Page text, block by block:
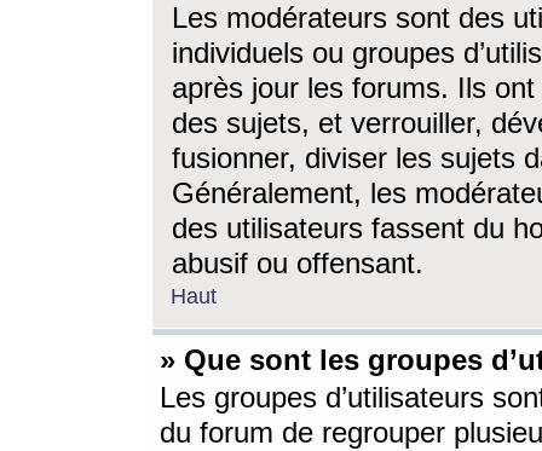
Les modérateurs sont des
individuels ou groupes
après jour les forums. Ils ont
des sujets, et verrouiller,
fusionner, diviser les sujets
Généralement, les
des utilisateurs fassent du
abusif ou offensant.
Haut
» Que sont les groupes
Les groupes d’utilisateurs
du forum de regrouper